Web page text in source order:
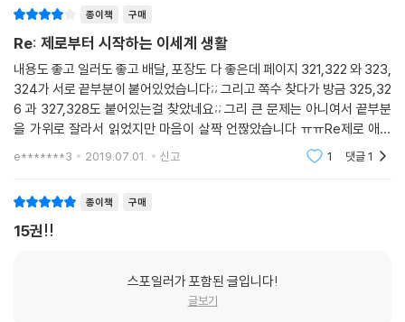
종이책 구매
Re: 제로부터 시작하는 이세계 생활
내용도 좋고 일러도 좋고 배달, 포장도 다 좋은데 페이지 321,322 와 323,
324가 서로 끝부분이 붙어있었습니다;; 그리고 쪽수 찾다가 방금 325,32
6 과 327,328도 붙어있는걸 찾았네요;; 그리 큰 문제는 아니여서 끝부분
을 가위로 잘라서 읽었지만 마음이 살짝 언짢았습니다 ㅠㅠRe제로 애니
메이션으로 2기가 곧 나온다는데 기대가 굉장히 되요
e*******3 2019.07.01. 신고 1 댓글1
종이책 구매
15권!!
스포일러가 포함된 글입니다!
글보기